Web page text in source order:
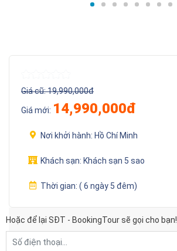
Giá cũ:19,990,000đ
Giá mới: 14,990,000đ
Nơi khởi hành: Hồ Chí Minh
Khách sạn: Khách sạn 5 sao
Thời gian:( 6 ngày 5 đêm)
Hoặc để lại SĐT - BookingTour sẽ gọi cho bạn!